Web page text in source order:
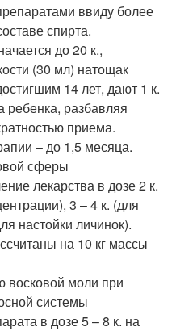
ввиду более
спирта.
до 20 к.,
(30 мл) натощак
14 лет, дают 1 к.
ребенка, разбавляя
приема.
– до 1,5 месяца.
сферы
лекарства в дозе 2 к.
3 – 4 к. (для
настойки личинок).
на 10 кг массы
восковой моли при
системы
в дозе 5 – 8 к. на